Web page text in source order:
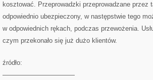
kosztować. Przeprowadzki przeprowadzane przez
odpowiednio ubezpieczony, w następstwie tego
w odpowiednich rękach, podczas przewożenia.
czym przekonało się już dużo klientów.
źródło:
———————————